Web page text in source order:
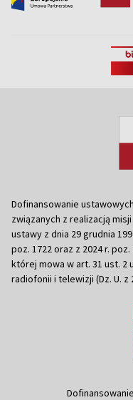
Dofinansowanie
związanych z realizacją
ustawy z dnia 29 grudnia
poz. 1722 oraz z 2024 r.
której mowa w art. 31 ust. 2
radiofonii i telewizji (Dz. U. z